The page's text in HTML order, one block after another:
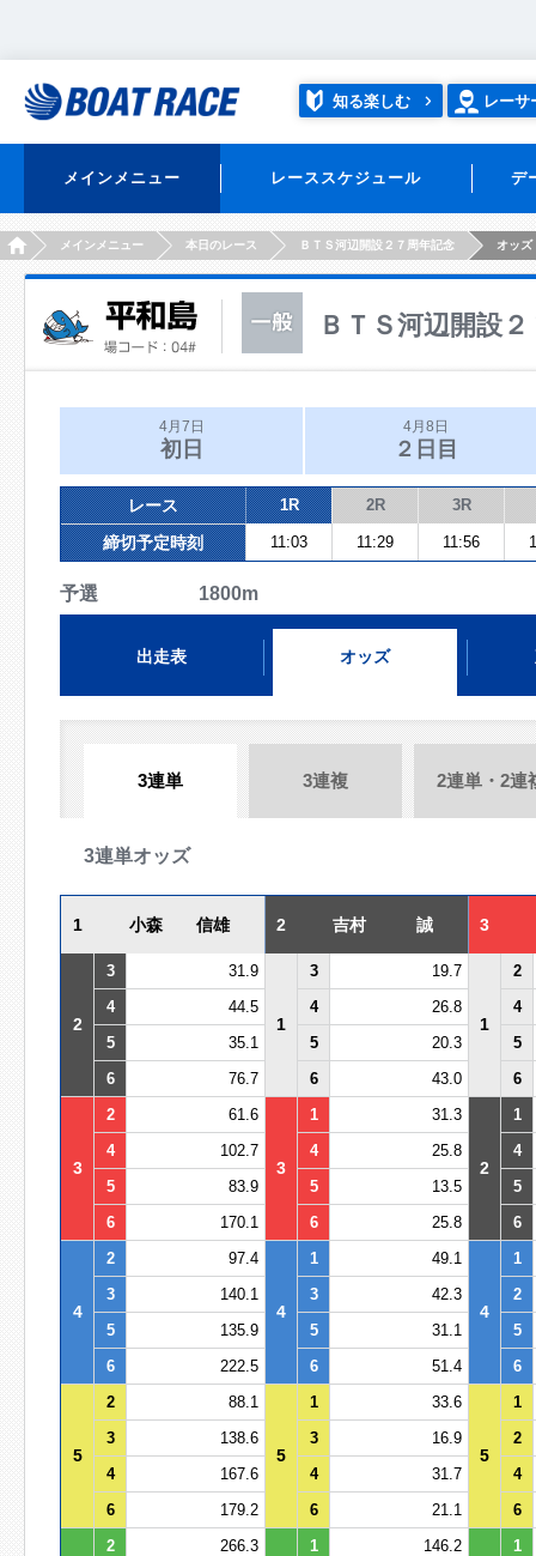
知る楽しむ レーサ
メインメニュー レーススケジュール デ
HOMEメインメニュー 本日のレース ＢＴＳ河辺開設２７周年記念 オッズ
ＢＴＳ河辺開設
4月7日
初日
4月8日
２日目
レース 1R 2R 3R
締切予定時刻 11:03 11:29 11:56
予選 1800m
出走表 オッズ
3連単 3連複 2連単・2連
3連単オッズ
1 小森 信雄 2 吉村 誠 3
2
3 31.9
1
3 19.7
1
2
4
44.5 4 26.8
4
5
35.1 5 20.3
5
6
76.7 6 43.0 6
3
2 61.6
3
1 31.3
2
1
4
102.7 4 25.8
4
5
83.9 5 13.5
5
6
170.1 6 25.8 6
4
2 97.4
4
1 49.1
4
1
3
140.1 3 42.3
2
5
135.9 5 31.1
5
6
222.5 6 51.4 6
5
2 88.1
5
1 33.6
5
1
3
138.6 3 16.9
2
4
167.6 4 31.7
4
6
179.2 6 21.1 6
2 266.3 1 146.2
1